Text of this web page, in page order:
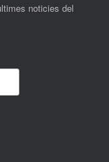
noticies del